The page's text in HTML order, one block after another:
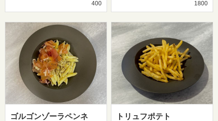
400 1800
ゴルゴンゾーラペンネ トリュフポテト